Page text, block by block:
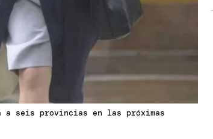
a seis provincias en las próximas